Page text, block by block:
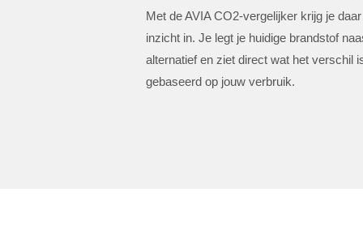
Met de AVIA CO2-vergelijker krijg je
inzicht in. Je legt je huidige brandstof
alternatief en ziet direct wat het verschil
gebaseerd op jouw verbruik.